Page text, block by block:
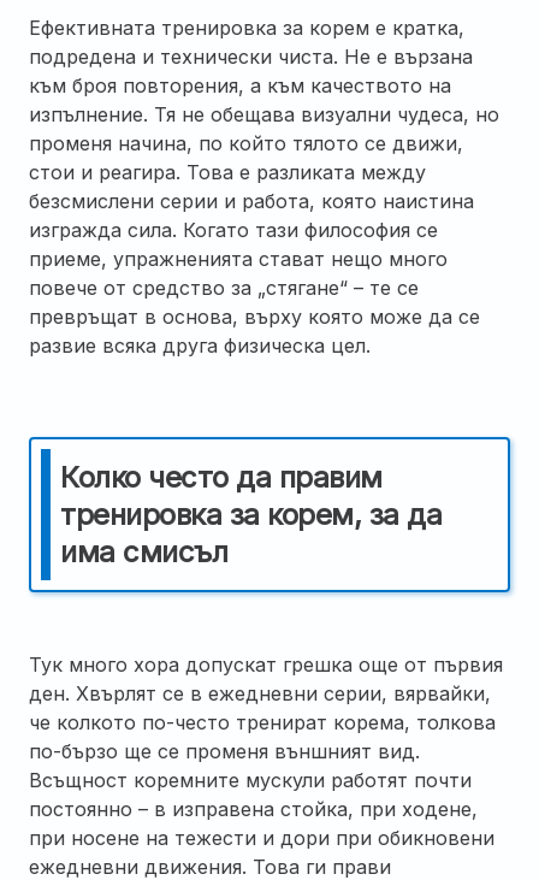
Ефективната тренировка за корем е кратка,
подредена и технически чиста. Не е вързана
към броя повторения, а към качеството на
изпълнение. Тя не обещава визуални чудеса, но
променя начина, по който тялото се движи,
стои и реагира. Това е разликата между
безсмислени серии и работа, която наистина
изгражда сила. Когато тази философия се
приеме, упражненията стават нещо много
повече от средство за „стягане“ – те се
превръщат в основа, върху която може да се
развие всяка друга физическа цел.
Колко често да правим
тренировка за корем, за да
има смисъл
Тук много хора допускат грешка още от първия
ден. Хвърлят се в ежедневни серии, вярвайки,
че колкото по-често тренират корема, толкова
по-бързо ще се променя външният вид.
Всъщност коремните мускули работят почти
постоянно – в изправена стойка, при ходене,
при носене на тежести и дори при обикновени
ежедневни движения. Това ги прави